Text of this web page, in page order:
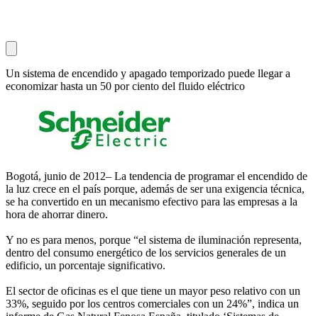
Un sistema de encendido y apagado temporizado puede llegar a
economizar hasta un 50 por ciento del fluido eléctrico
Bogotá, junio de 2012– La tendencia de programar el encendido de
la luz crece en el país porque, además de ser una exigencia técnica,
se ha convertido en un mecanismo efectivo para las empresas a la
hora de ahorrar dinero.
Y no es para menos, porque “el sistema de iluminación representa,
dentro del consumo energético de los servicios generales de un
edificio, un porcentaje significativo.
El sector de oficinas es el que tiene un mayor peso relativo con un
33%, seguido por los centros comerciales con un 24%”, indica un